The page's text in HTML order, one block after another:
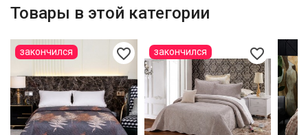
Товары в этой категории
favorite_border
закончился favorite_border
закончился